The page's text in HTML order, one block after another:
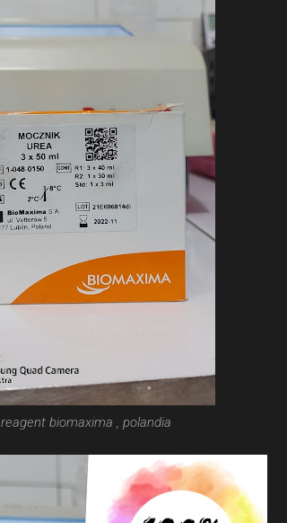
reagent biomaxima , polandia